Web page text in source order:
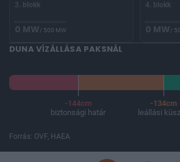
3. blokk
0 MW/ 500 MW
4. blokk
0 MW/
DUNA VÍZÁLLÁSA PAKSNÁL
-144cm
biztonsági határ
-134cm
leállási
Forrás: OVF, HAEA